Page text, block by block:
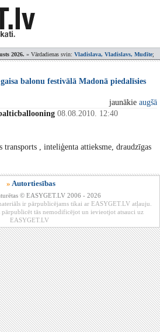
2026. » Vārdadienas svin: Vladislava, Vladislavs, Mudīte;
balonu festivālā Madonā piedalīsies
jaunākie augšā
08.08.2010. 12:40
, inteliģenta attieksme, draudzīgas
» Autortiesības
© EASYGET.LV 2006 - 2026
ir pārpublicējams tikai ar EASYGET.LV atļauju.
tās nemodificējot un ievieotjot atsauci uz
EASYGET.LV